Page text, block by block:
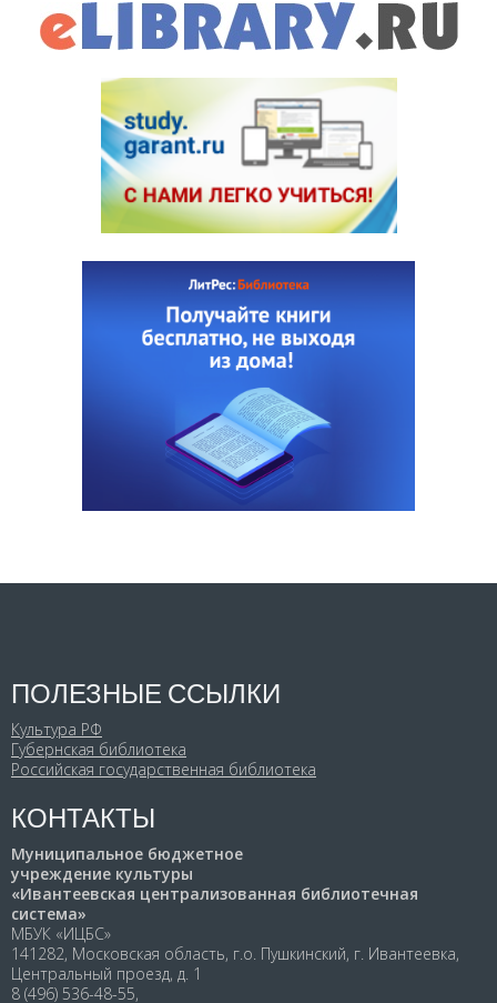
ПОЛЕЗНЫЕ ССЫЛКИ
Культура РФ
Губернская библиотека
Российская государственная библиотека
КОНТАКТЫ
Муниципальное бюджетное
учреждение культуры
«Ивантеевская централизованная библиотечная
система»
МБУК «ИЦБС»
141282, Московская область, г.о. Пушкинский, г. Ивантеевка,
Центральный проезд, д. 1
8 (496) 536-48-55,